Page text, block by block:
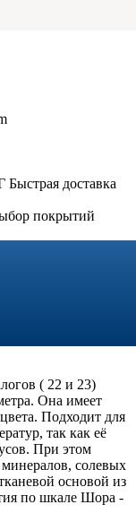
Быстрая доставка
покрытий
( 22 и 23)
Она имеет
Подходит для
так как её
При этом
солевых
основой из
по шкале Шора -